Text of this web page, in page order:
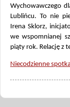
Wychowawczego
Lublińcu. To nie
Irena Sklorz,
we wspomnianej
piąty rok. Relację z
Niecodzienne